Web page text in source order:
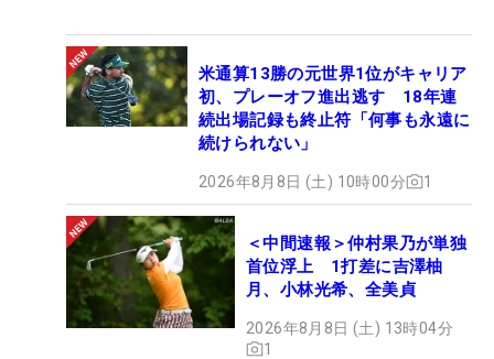
米通算13勝の元世界1位がキャリア
初、プレーオフ進出逃す 18年連
続出場記録も終止符「何事も永遠に
続けられない」
2026年8月8日 (土) 10時00分 1
＜中間速報＞仲村果乃が単独
首位浮上 1打差に吉澤柚
月、小林光希、全美貞
2026年8月8日 (土) 13時04分
1